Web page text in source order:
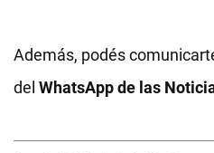
Además, podés
del WhatsApp de las